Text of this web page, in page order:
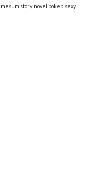
mesum story novel bokep sexy